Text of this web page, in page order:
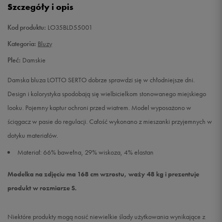
Szczegóły i opis
Kod produktu: LO35BLD55001
Kategoria: Bluzy
Płeć: Damskie
Damska bluza LOTTO SERTO dobrze sprawdzi się w chłodniejsze dni.
Design i kolorystyka spodobają się wielbicielkom stonowanego miejskiego
looku. Pojemny kaptur ochroni przed wiatrem. Model wyposażono w
ściągacz w pasie do regulacji. Całość wykonano z mieszanki przyjemnych w
dotyku materiałów.
Materiał: 66% bawełna, 29% wiskoza, 4% elastan
Modelka na zdjęciu ma 168 cm wzrostu, waży 48 kg i prezentuje
produkt w rozmiarze S.
Niektóre produkty mogą nosić niewielkie ślady użytkowania wynikające z